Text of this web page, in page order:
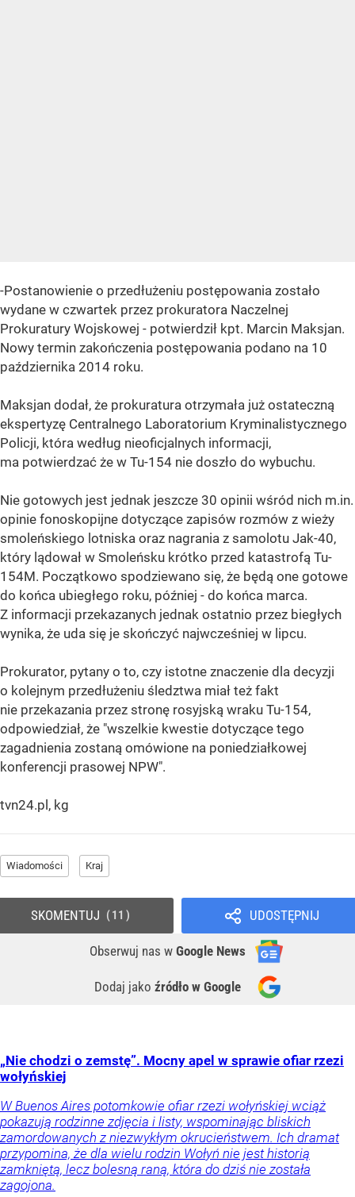
-Postanowienie o przedłużeniu postępowania zostało
wydane w czwartek przez prokuratora Naczelnej
Prokuratury Wojskowej - potwierdził kpt. Marcin Maksjan.
Nowy termin zakończenia postępowania podano na 10
października 2014 roku.
Maksjan dodał, że prokuratura otrzymała już ostateczną
ekspertyzę Centralnego Laboratorium Kryminalistycznego
Policji, która według nieoficjalnych informacji,
ma potwierdzać że w Tu-154 nie doszło do wybuchu.
Nie gotowych jest jednak jeszcze 30 opinii wśród nich m.in.
opinie fonoskopijne dotyczące zapisów rozmów z wieży
smoleńskiego lotniska oraz nagrania z samolotu Jak-40,
który lądował w Smoleńsku krótko przed katastrofą Tu-
154M. Początkowo spodziewano się, że będą one gotowe
do końca ubiegłego roku, później - do końca marca.
Z informacji przekazanych jednak ostatnio przez biegłych
wynika, że uda się je skończyć najwcześniej w lipcu.
Prokurator, pytany o to, czy istotne znaczenie dla decyzji
o kolejnym przedłużeniu śledztwa miał też fakt
nie przekazania przez stronę rosyjską wraku Tu-154,
odpowiedział, że "wszelkie kwestie dotyczące tego
zagadnienia zostaną omówione na poniedziałkowej
konferencji prasowej NPW".
tvn24.pl, kg
Wiadomości Kraj
UDOSTĘPNIJ
Obserwuj nas w Google News
Dodaj jako źródło w Google
SKOMENTUJ 11
„Nie chodzi o zemstę”. Mocny apel w sprawie ofiar rzezi
wołyńskiej
W Buenos Aires potomkowie ofiar rzezi wołyńskiej wciąż
pokazują rodzinne zdjęcia i listy, wspominając bliskich
zamordowanych z niezwykłym okrucieństwem. Ich dramat
przypomina, że dla wielu rodzin Wołyń nie jest historią
zamkniętą, lecz bolesną raną, która do dziś nie została
zagojona.